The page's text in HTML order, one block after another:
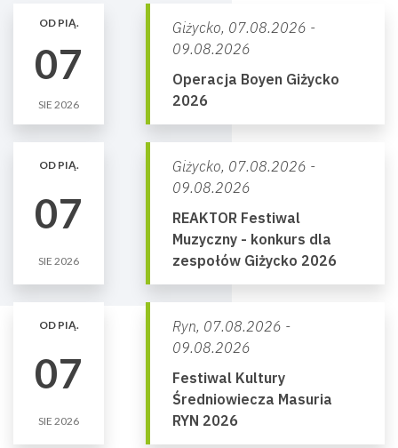
OD PIĄ.
07
SIE 2026
Giżycko, 07.08.2026 -
09.08.2026
Operacja Boyen Giżycko
2026
OD PIĄ.
07
SIE 2026
Giżycko, 07.08.2026 -
09.08.2026
REAKTOR Festiwal
Muzyczny - konkurs dla
zespołów Giżycko 2026
OD PIĄ.
07
SIE 2026
Ryn, 07.08.2026 -
09.08.2026
Festiwal Kultury
Średniowiecza Masuria
RYN 2026